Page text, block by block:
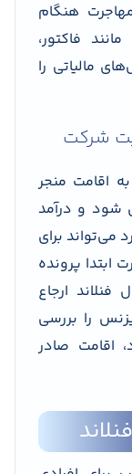
هنگام
فاکتور،
مالیاتی را
شرکت
اقامت منجر
شود و درآمد
می‌تواند برای
ابتدا پرونده
ارجاع
را بررسی
اقامت صادر